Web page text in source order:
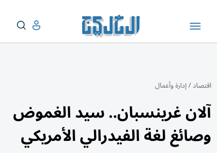
اقتصاد/إدارة وأعمال
آلان غرينسبان.. سيد الغموض
وصائغ لغة الفيدرالي الأمريكي